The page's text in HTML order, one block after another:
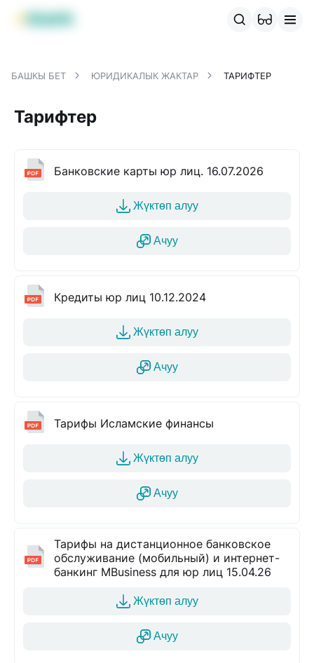
MBANK өнүмдөрү
БАШКЫ БЕТ ЮРИДИКАЛЫК ЖАКТАР ТАРИФТЕР
Тарифтер
Банковские карты юр лиц. 16.07.2026
Жүктөп алуу
Ачуу
Кредиты юр лиц 10.12.2024
Жүктөп алуу
Ачуу
Тарифы Исламские финансы
Жүктөп алуу
Ачуу
Тарифы на дистанционное банковское
обслуживание (мобильный) и интернет-
банкинг MBusiness для юр лиц 15.04.26
Жүктөп алуу
Ачуу